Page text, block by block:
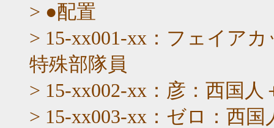
> ●配置
> 15-xx001-xx：フェイア
特殊部隊員
> 15-xx002-xx：彦：西国
> 15-xx003-xx：ゼロ：西